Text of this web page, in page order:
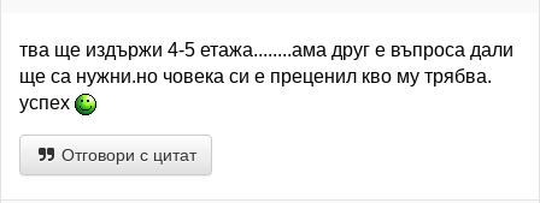
тва ще издържи 4-5 етажа........ама друг е въпроса дали
ще са нужни.но човека си е преценил кво му трябва.
успех
Отговори с цитат